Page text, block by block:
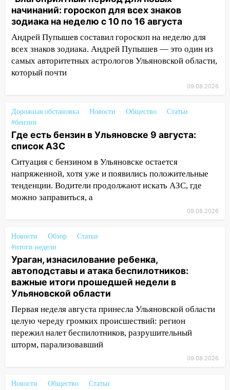
10:13 Прокуратура подвела итоги
недели в Ульяновской области
09:18 Из-за ливня заблокировано
движение трамваев в Ульяновске
09:15 Ураган, изнасилование ребенка,
автоподставы и атака беспилотников:
08:20
В Ульяновске восстановили
трамвайную и троллейбусную
инфраструктуру после шторма.
08:19 Внимание! В Цильнинском районе
пропал 67-летний мужчина
08:11 На Ульяновск снова надвигается
непогода
означают классы бензина и можно ли
заливать «старое» топливо в
современные автомобили
06:30 Какая погода будет в Ульяновской
области днем 9 августа
05:05
День, когда всё может
измениться: гороскоп на 9 августа —
три знака получат шанс, который нельзя
упустить
Волге перевернулась лодка
начинаний: гороскоп для всех знаков
зодиака на неделю с 10 по 16 августа
Андрей Пупышев составил гороскоп на неделю для
всех знаков зодиака. Андрей Пупышев — это один из
самых авторитетных астрологов Ульяновской области,
который почти
09.08.2026
Дорожная обстановка Новости Общество
Статьи
#бензин
Где есть бензин в Ульяновске 9 августа:
список АЗС
Ситуация с бензином в Ульяновске остается
напряженной, хотя уже и появились положительные
тенденции. Водители продолжают искать АЗС, где
можно заправиться, а
09.08.2026
Новости Обзор
Статьи
#итоги недели
Ураган, изнасилование ребенка,
автоподставы и атака беспилотников:
важные итоги прошедшей недели в
Ульяновской области
Первая неделя августа принесла Ульяновской области
целую череду громких происшествий: регион
пережил налет беспилотников, разрушительный
шторм, парализовавший
09.08.2026
Новости Общество
Статьи